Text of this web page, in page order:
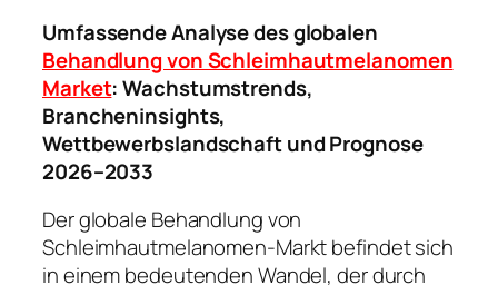
Umfassende Analyse des globalen
Behandlung von Schleimhautmelanomen
Market: Wachstumstrends,
Brancheninsights,
Wettbewerbslandschaft und Prognose
2026–2033
Der globale Behandlung von
Schleimhautmelanomen-Markt befindet sich
in einem bedeutenden Wandel, der durch